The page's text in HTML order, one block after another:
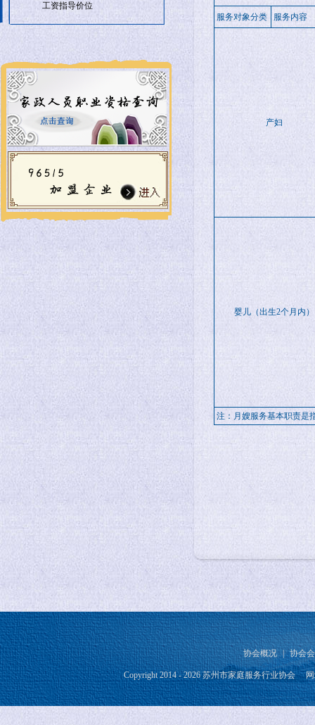
工资指导价位
服务对象分类 服务内容
产妇
婴儿（出生2个月内）
注：月嫂服务基本职责是
协会概况 | 协会
Copyright 2014 - 2026 苏州市家庭服务行业协会